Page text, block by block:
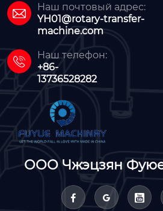

Наш почтовый адрес:
YH01@rotary-transfer-
machine.com

Наш телефон:
+86-
13736528282
ООО Чжэцзян
  